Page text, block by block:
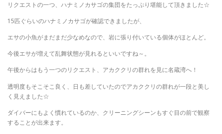
リクエストの一つ、ハナミノカサゴの集団をたっぷり堪能して頂きました☆
15匹ぐらいのハナミノカサゴが確認できましたが、
エサの小魚がまだまだ少なめなので、岩に張り付いている個体がほとんど。
今後エサが増えて乱舞状態が見れるといいですね～。
午後からはもう一つのリクエスト、アカククリの群れを見に名蔵湾へ！
透明度もそこそこ良く、日も差していたのでアカククリの群れが一段と美し
く見えました☆
ダイバーにもよく慣れているのか、クリーニングシーンもすぐ目の前で観察
することが出来ます。